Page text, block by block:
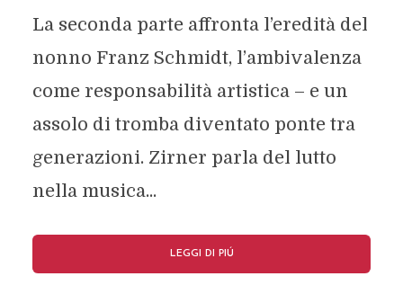
La seconda parte affronta l’eredità del
nonno Franz Schmidt, l’ambivalenza
come responsabilità artistica – e un
assolo di tromba diventato ponte tra
generazioni. Zirner parla del lutto
nella musica...
LEGGI DI PIÚ